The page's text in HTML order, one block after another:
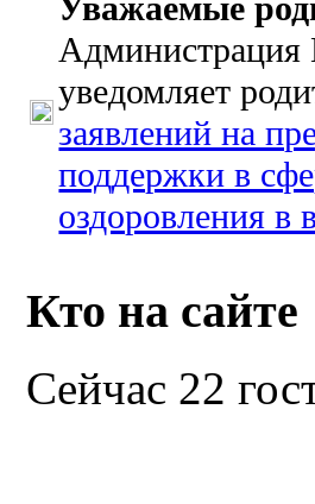
Уважаемые
Администрация
уведомляет
заявлений на
поддержки в
оздоровления в
Кто на сайте
Сейчас 22